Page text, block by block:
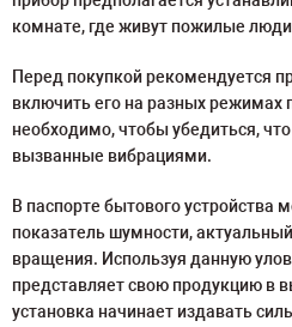
комнате, где живут пожилые
Перед покупкой рекомендуется
включить его на разных режимах
необходимо, чтобы убедиться,
вызванные вибрациями.
В паспорте бытового устройства
показатель шумности,
вращения. Используя данную
представляет свою продукцию в
установка начинает издавать